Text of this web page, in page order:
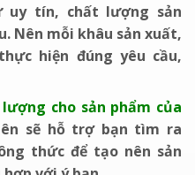
uy tín, chất lượng sản
Nên mỗi khâu sản xuất,
hiện đúng yêu cầu,
cho sản phẩm của
sẽ hỗ trợ bạn tìm ra
thức để tạo nên sản